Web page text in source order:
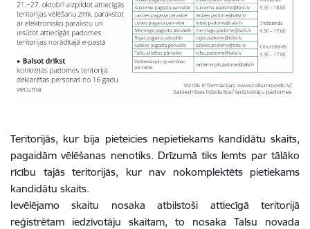
Teritorijās, kur bija pieteicies nepietiekams kandidātu skaits,
pagaidām vēlēšanas nenotiks. Drīzumā tiks lemts par tālāko
rīcību tajās teritorijās, kur nav nokomplektēts pietiekams
kandidātu skaits.
Ievēlējamo skaitu nosaka atbilstoši attiecīgā teritorijā
reģistrētam iedzīvotāju skaitam, to nosaka Talsu novada